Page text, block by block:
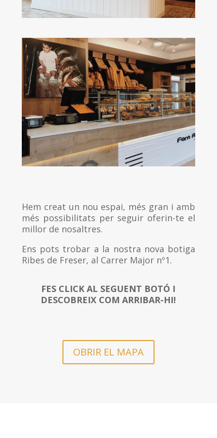
Hem creat un nou espai, més gran i amb
més possibilitats per seguir oferin-te el
millor de nosaltres.
Ens pots trobar a la nostra nova botiga
Ribes de Freser, al Carrer Major nº1.
FES CLICK AL SEGUENT BOTÓ I
DESCOBREIX COM ARRIBAR-HI!
OBRIR EL MAPA